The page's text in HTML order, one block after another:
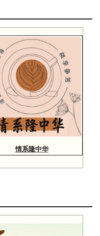
情系隆中华